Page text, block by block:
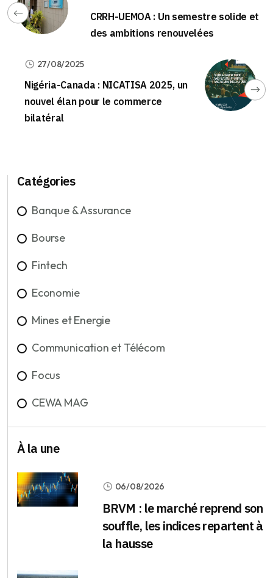
CRRH-UEMOA : Un semestre solide et
des ambitions renouvelées
27/08/2025
Nigéria-Canada : NICATISA 2025, un
nouvel élan pour le commerce
bilatéral
Catégories
Banque & Assurance
Bourse
Fintech
Economie
Mines et Energie
Communication et Télécom
Focus
CEWA MAG
À la une
06/08/2026
BRVM : le marché reprend son
souffle, les indices repartent à
la hausse